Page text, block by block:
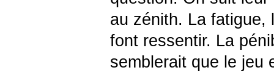
au zénith. La fatigue,
font ressentir. La
semblerait que le jeu